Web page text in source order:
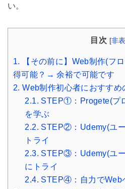
い。
目次 [非
1.
【その前に】Web制作(フ
得可能？→ 余裕で可能です
2. Web制作初心者におすすめ
2.1. STEP①：Progete(プ
を学ぶ
2.2. STEP②：Udemy(ユ
トライ
2.3. STEP③：Udemy(ユ
にトライ
2.4. STEP④：自力でWeb